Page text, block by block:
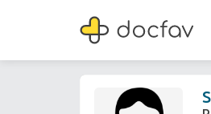
Silvia Alpuente
Psicólogo